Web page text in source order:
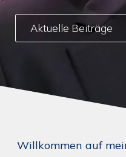
Aktuelle Beiträge
Willkommen auf